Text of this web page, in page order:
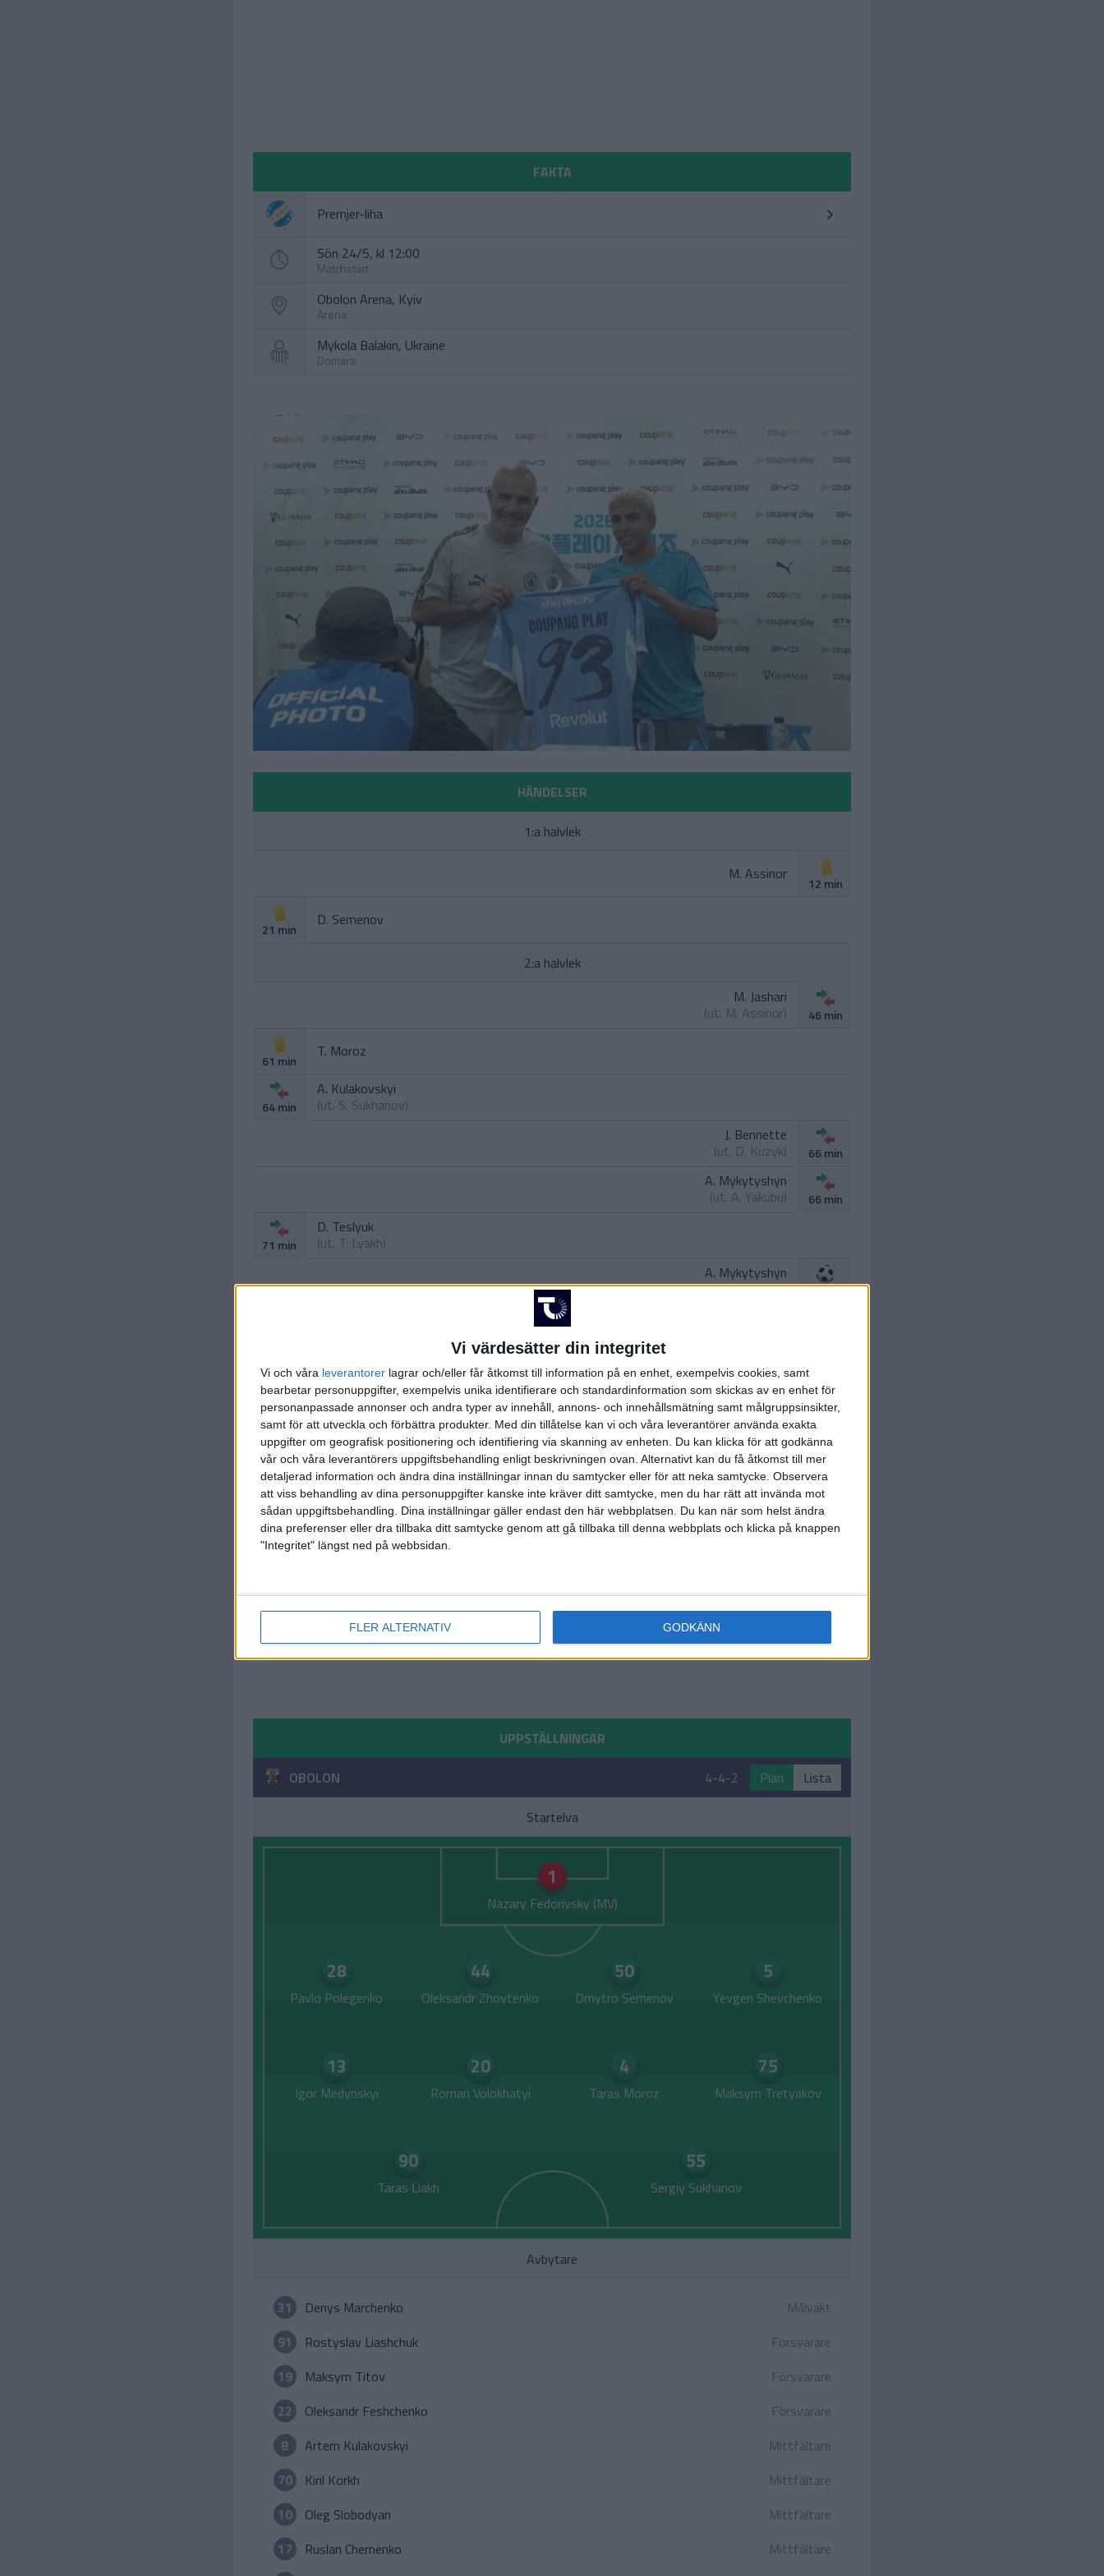
Vi värdesätter din integritet
Vi och våra leverantorer lagrar och/eller får åtkomst till information på en enhet, exempelvis cookies, samt
bearbetar personuppgifter, exempelvis unika identifierare och standardinformation som skickas av en enhet för
personanpassade annonser och andra typer av innehåll, annons- och innehållsmätning samt målgruppsinsikter,
samt för att utveckla och förbättra produkter. Med din tillåtelse kan vi och våra leverantörer använda exakta
uppgifter om geografisk positionering och identifiering via skanning av enheten. Du kan klicka för att godkänna
vår och våra leverantörers uppgiftsbehandling enligt beskrivningen ovan. Alternativt kan du få åtkomst till mer
detaljerad information och ändra dina inställningar innan du samtycker eller för att neka samtycke. Observera
att viss behandling av dina personuppgifter kanske inte kräver ditt samtycke, men du har rätt att invända mot
sådan uppgiftsbehandling. Dina inställningar gäller endast den här webbplatsen. Du kan när som helst ändra
dina preferenser eller dra tillbaka ditt samtycke genom att gå tillbaka till denna webbplats och klicka på knappen
"Integritet" längst ned på webbsidan.
FLER ALTERNATIV GODKÄNN
FAKTA
Premjer-liha
Sön 24/5, kl 12:00
Matchstart
Obolon Arena, Kyiv
Arena
Mykola Balakin, Ukraine
Domare
HÄNDELSER
1:a halvlek
M. Assinor
12 min
21 min
D. Semenov
2:a halvlek
M. Jashari
(ut. M. Assinor) 46 min
61 min
T. Moroz
64 min
A. Kulakovskyi
(ut. S. Sukhanov)
J. Bennette
(ut. D. Kuzyk) 66 min
A. Mykytyshyn
(ut. A. Yakubu) 66 min
71 min
D. Teslyuk
(ut. T. Lyakh)
A. Mykytyshyn
(ass.J. Bennette) 81 min
84 min
R. Lyashchuk
(ut.M. Tretyakov)
Y. Pastukh
86 min
UPPSTÄLLNINGAR
OBOLON
4-4-2 Plan
Lista
Startelva
1
Nazary Fedorivsky
28
Pavlo Polegenko
44
Oleksandr Zhovtenko
50
Dmytro Semenov
5
Yevgen Shevchenko
13
Igor Medynskyi
20
Roman Volokhatyi
4
Taras Moroz
75
Maksym Tretyakov
90
Taras Liakh
55
Sergiy Sukhanov
Avbytare
31 Denys Marchenko
Målvakt
91
Rostyslav Liashchuk
Försvarare
19
Maksym Titov
Försvarare
22
Oleksandr Feshchenko
Försvarare
8
Artem Kulakovskyi
Mittfältare
70
Kiril Korkh
Mittfältare
10
Oleg Slobodyan
Mittfältare
17
Ruslan Chernenko
Mittfältare